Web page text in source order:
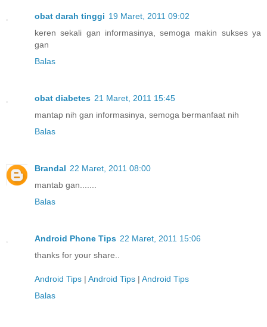
obat darah tinggi 19 Maret, 2011 09:02
keren sekali gan informasinya, semoga makin sukses ya
gan
Balas
obat diabetes 21 Maret, 2011 15:45
mantap nih gan informasinya, semoga bermanfaat nih
Balas
Brandal 22 Maret, 2011 08:00
mantab gan.......
Balas
Android Phone Tips 22 Maret, 2011 15:06
thanks for your share..
Android Tips | Android Tips | Android Tips
Balas